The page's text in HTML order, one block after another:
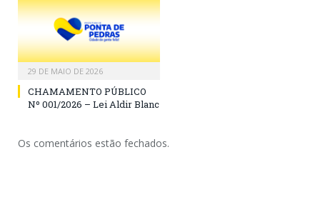
29 DE MAIO DE 2026
CHAMAMENTO PÚBLICO
Nº 001/2026 – Lei Aldir Blanc
Os comentários estão fechados.